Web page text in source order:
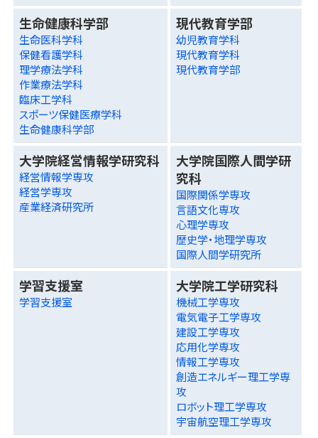
生命健康科学部
生命医科学科
保健看護学科
理学療法学科
作業療法学科
臨床工学科
スポーツ保健医療学科
生命健康科学部
現代教育学部
幼児教育学科
現代教育学科
現代教育学部
大学院経営情報学研究科
経営情報学専攻
経営学専攻
産業経済研究所
大学院国際人間学研
究科
国際関係学専攻
言語文化専攻
心理学専攻
歴史学・地理学専攻
国際人間学研究所
学習支援室
学習支援室
大学院工学研究科
機械工学専攻
電気電子工学専攻
建設工学専攻
応用化学専攻
情報工学専攻
創造エネルギー理工学専
攻
ロボット理工学専攻
宇宙航空理工学専攻